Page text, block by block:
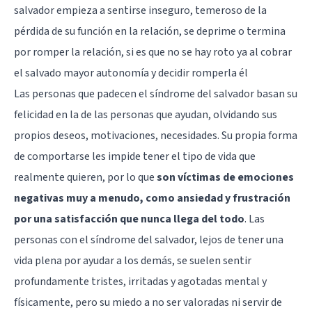
salvador empieza a sentirse inseguro, temeroso de la
pérdida de su función en la relación, se deprime o termina
por romper la relación, si es que no se hay roto ya al cobrar
el salvado mayor autonomía y decidir romperla él
Las personas que padecen el síndrome del salvador basan su
felicidad en la de las personas que ayudan, olvidando sus
propios deseos, motivaciones, necesidades. Su propia forma
de comportarse les impide tener el tipo de vida que
realmente quieren, por lo queson víctimas de emociones
negativas muy a menudo, como ansiedad y frustración
por una satisfacción que nunca llega del todo. Las
personas con el síndrome del salvador, lejos de tener una
vida plena por ayudar a los demás, se suelen sentir
profundamente tristes, irritadas y agotadas mental y
físicamente, pero su miedo a no ser valoradas ni servir de